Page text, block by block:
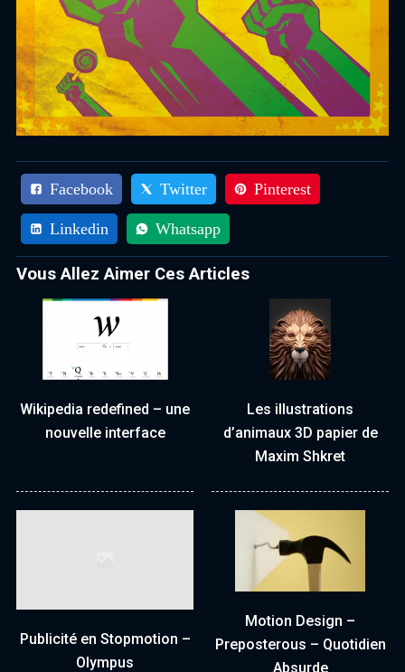
Facebook Twitter Pinterest
Linkedin Whatsapp
Vous Allez Aimer Ces Articles
Wikipedia redefined – une
nouvelle interface
Les illustrations
d’animaux 3D papier de
Maxim Shkret
Publicité en Stopmotion –
Olympus
Motion Design –
Preposterous – Quotidien
Absurde